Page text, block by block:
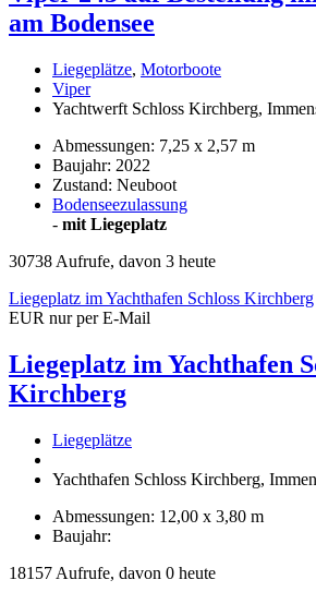
am Bodensee
Liegeplätze, Motorboote
Viper
Yachtwerft Schloss Kirchberg,
Abmessungen: 7,25 x 2,57 m
Baujahr: 2022
Zustand: Neuboot
Bodenseezulassung
- mit Liegeplatz
30738 Aufrufe, davon 3 heute
Liegeplatz im Yachthafen Schloss Kirchberg
EUR nur per E-Mail
Liegeplatz im Yachthafen
Kirchberg
Liegeplätze
Yachthafen Schloss Kirchberg,
Abmessungen: 12,00 x 3,80 m
Baujahr:
18157 Aufrufe, davon 0 heute